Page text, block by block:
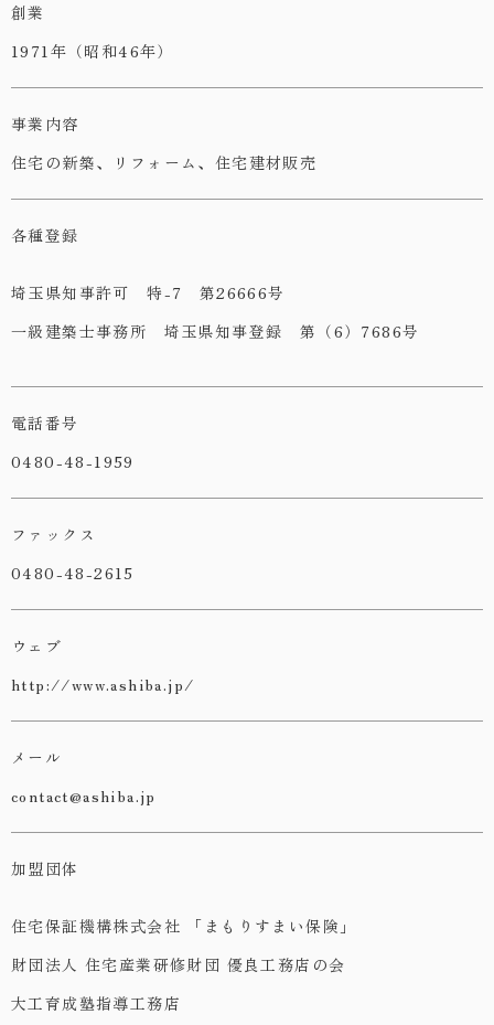
創業
1971年（昭和46年）
事業内容
住宅の新築、リフォーム、住宅建材販売
各種登録
埼玉県知事許可 特-7 第26666号
一級建築士事務所 埼玉県知事登録 第（6）7686号
電話番号
0480-48-1959
ファックス
0480-48-2615
ウェブ
http://www.ashiba.jp/
メール
contact@ashiba.jp
加盟団体
住宅保証機構株式会社 「まもりすまい保険」
財団法人 住宅産業研修財団 優良工務店の会
大工育成塾指導工務店